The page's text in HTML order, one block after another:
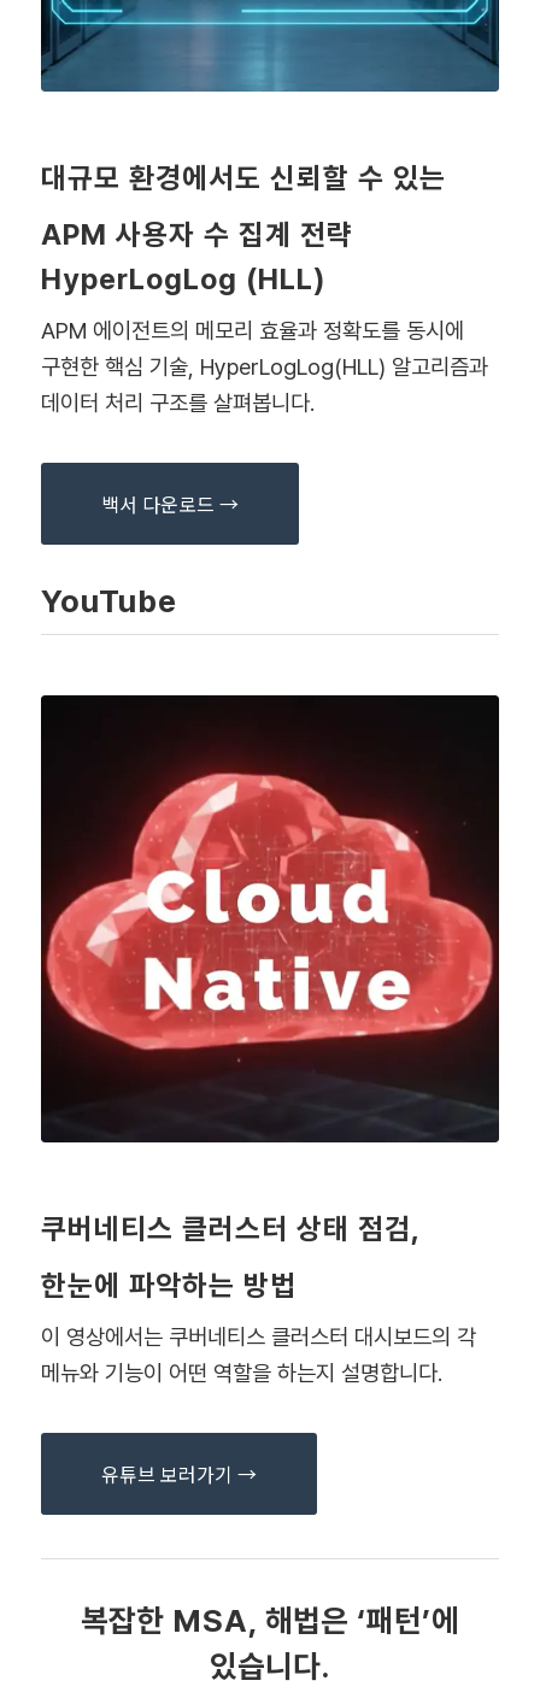
대규모 환경에서도 신뢰할 수 있는
APM 사용자 수 집계 전략
HyperLogLog (HLL)
APM 에이전트의 메모리 효율과 정확도를 동시에
구현한 핵심 기술, HyperLogLog(HLL) 알고리즘과
데이터 처리 구조를 살펴봅니다.
백서 다운로드 →
YouTube
쿠버네티스 클러스터 상태 점검,
한눈에 파악하는 방법
이 영상에서는 쿠버네티스 클러스터 대시보드의 각
메뉴와 기능이 어떤 역할을 하는지 설명합니다.
유튜브 보러가기 →
복잡한 MSA, 해법은 ‘패턴’에
있습니다.